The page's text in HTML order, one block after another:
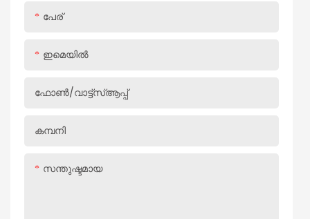
പേര്
ഇമെയിൽ
ഫോൺ/വാട്ട്‌സ്ആപ്പ്
കമ്പനി
സന്തുഷ്ടമായ
ആണെങ്കിലും, ഇതിന് എല്ലാവരേയും അനായാസം
സൗകര്യപ്രദമായ ഉപയോക്തൃ അനുഭവം വാഗ്ദാനം